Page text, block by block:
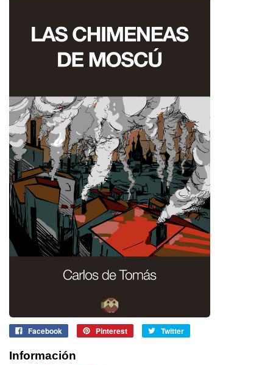
Facebook Pinterest Twitter
Información